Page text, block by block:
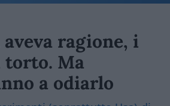
ragione, i
Ma
a odiarlo